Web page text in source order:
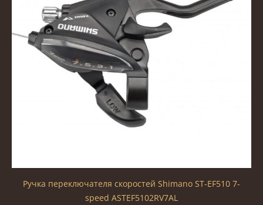
Ручка переключателя скоростей Shimano ST-EF510 7-
speed ASTEF5102RV7AL